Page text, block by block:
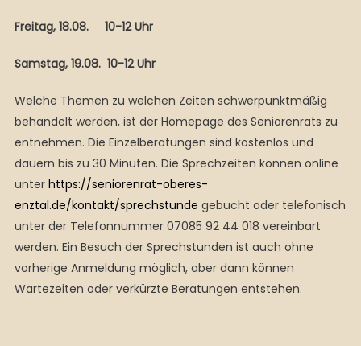
Freitag, 18.08. 10-12 Uhr
Samstag, 19.08. 10-12 Uhr
Welche Themen zu welchen Zeiten schwerpunktmäßig
behandelt werden, ist der Homepage des Seniorenrats zu
entnehmen. Die Einzelberatungen sind kostenlos und
dauern bis zu 30 Minuten. Die Sprechzeiten können online
unter https://seniorenrat-oberes-
enztal.de/kontakt/sprechstunde gebucht oder telefonisch
unter der Telefonnummer 07085 92 44 018 vereinbart
werden. Ein Besuch der Sprechstunden ist auch ohne
vorherige Anmeldung möglich, aber dann können
Wartezeiten oder verkürzte Beratungen entstehen.